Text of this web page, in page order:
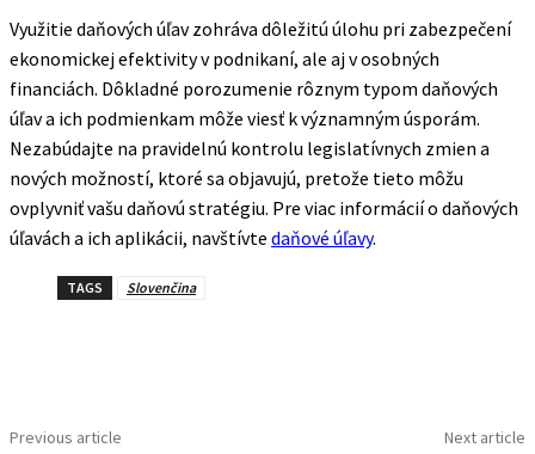
Využitie daňových úľav zohráva dôležitú úlohu pri zabezpečení
ekonomickej efektivity v podnikaní, ale aj v osobných
financiách. Dôkladné porozumenie rôznym typom daňových
úľav a ich podmienkam môže viesť k významným úsporám.
Nezabúdajte na pravidelnú kontrolu legislatívnych zmien a
nových možností, ktoré sa objavujú, pretože tieto môžu
ovplyvniť vašu daňovú stratégiu. Pre viac informácií o daňových
úľavách a ich aplikácii, navštívte daňové úľavy.
TAGS Slovenčina
Previous article Next article